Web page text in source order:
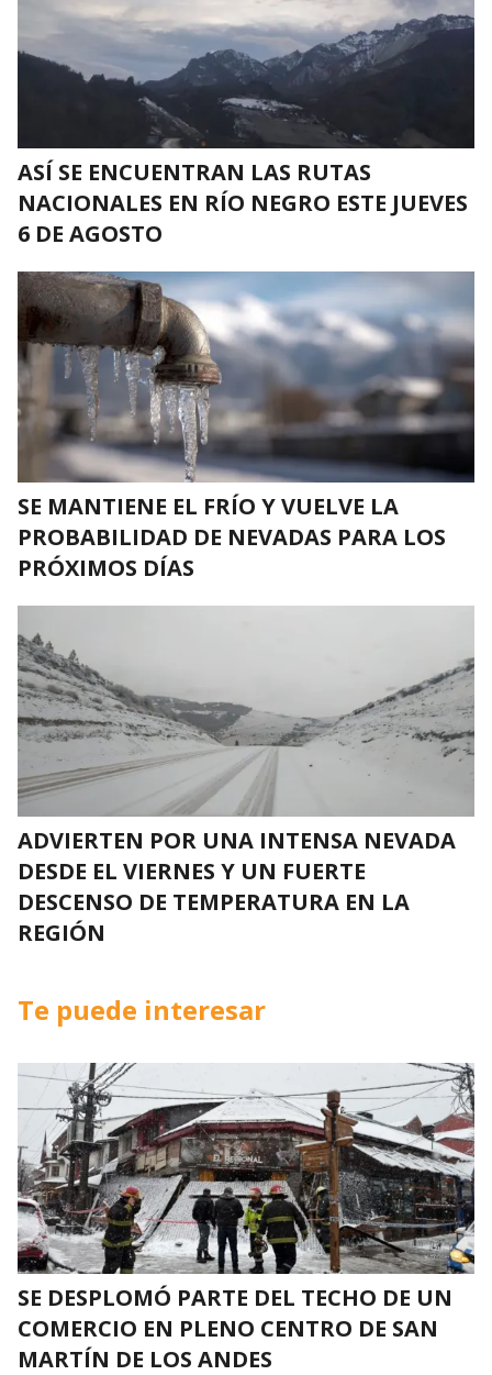
ASÍ SE ENCUENTRAN LAS RUTAS
NACIONALES EN RÍO NEGRO ESTE JUEVES
6 DE AGOSTO
SE MANTIENE EL FRÍO Y VUELVE LA
PROBABILIDAD DE NEVADAS PARA LOS
PRÓXIMOS DÍAS
ADVIERTEN POR UNA INTENSA NEVADA
DESDE EL VIERNES Y UN FUERTE
DESCENSO DE TEMPERATURA EN LA
REGIÓN
Te puede interesar
SE DESPLOMÓ PARTE DEL TECHO DE UN
COMERCIO EN PLENO CENTRO DE SAN
MARTÍN DE LOS ANDES